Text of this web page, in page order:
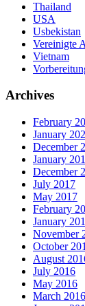
Thailand
USA
Usbekistan
Vereinigte
Vietnam
Archives
February
January
December
January
December
July 2017
May 2017
February
January
November
October
August
July 2016
May 2016
March 2016